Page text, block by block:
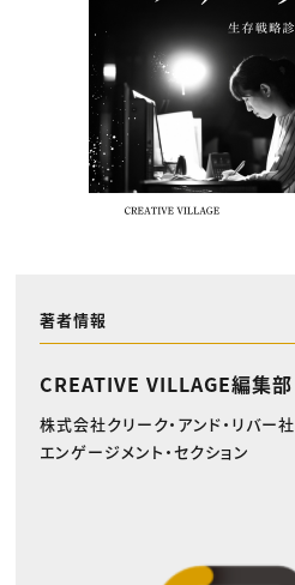
著者情報
CREATIVE VILLAGE編集部
株式会社クリーク・アンド・リバー社
エンゲージメント・セクション